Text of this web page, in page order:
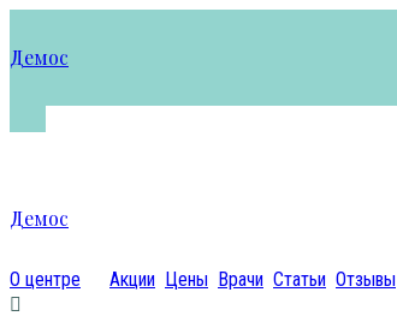
Демос
Демос
О центре Акции Цены Врачи Статьи Отзывы